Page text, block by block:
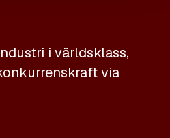
i världsklass,
via